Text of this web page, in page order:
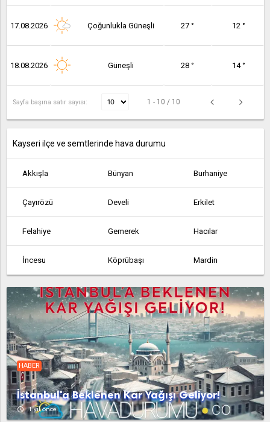
17.08.2026 Çoğunlukla Güneşli 27 ° 12 °
18.08.2026 Güneşli 28 ° 14 °
Sayfa başına satır sayısı: 1 - 10 / 10
Kayseri ilçe ve semtlerinde hava durumu
Akkışla Bünyan Burhaniye
Çayırözü Develi Erkilet
Felahiye Gemerek Hacılar
İncesu Köprübaşı Mardin
Olukkaya Pınarbaşı Şahmelik
Sarıoğlan Sarız Talas
Tomarza Yahyalı Yemliha
Yeniköy Yeşilhisar
HABER
İstanbul'a Beklenen Kar Yağışı Geliyor!
access_time 1 yıl önce